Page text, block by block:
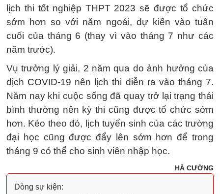
lịch thi tốt nghiệp THPT 2023 sẽ được tổ chức
sớm hơn so với năm ngoái, dự kiến vào tuần
cuối của tháng 6 (thay vì vào tháng 7 như các
năm trước).
Vụ trưởng lý giải, 2 năm qua do ảnh hưởng của
dịch COVID-19 nên lịch thi diễn ra vào tháng 7.
Năm nay khi cuộc sống đã quay trở lại trạng thái
bình thường nên kỳ thi cũng được tổ chức sớm
hơn. Kéo theo đó, lịch tuyển sinh của các trường
đại học cũng được đẩy lên sớm hơn để trong
tháng 9 có thể cho sinh viên nhập học.
HÀ CƯỜNG
Dòng sự kiện: